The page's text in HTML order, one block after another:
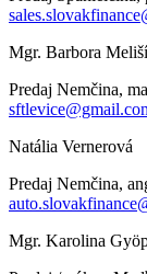
Mgr. Barbora
Predaj Nemčina,
Natália Vernerová
Predaj Nemčina,
Mgr. Karolina